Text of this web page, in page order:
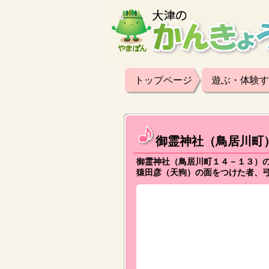
トップページ 遊ぶ・体験
御霊神社（鳥居川町
御霊神社（鳥居川町１４－１３）
猿田彦（天狗）の面をつけた者、